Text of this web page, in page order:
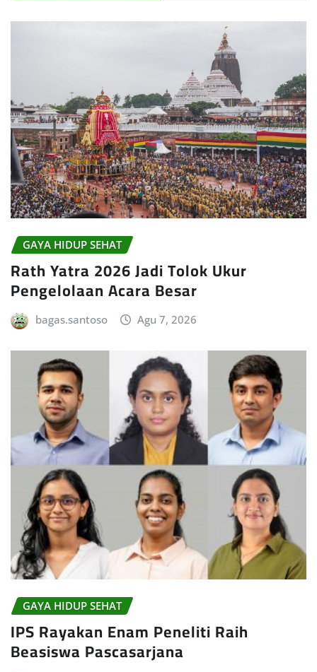
GAYA HIDUP SEHAT
Rath Yatra 2026 Jadi Tolok Ukur
Pengelolaan Acara Besar
bagas.santoso Agu 7, 2026
GAYA HIDUP SEHAT
IPS Rayakan Enam Peneliti Raih
Beasiswa Pascasarjana